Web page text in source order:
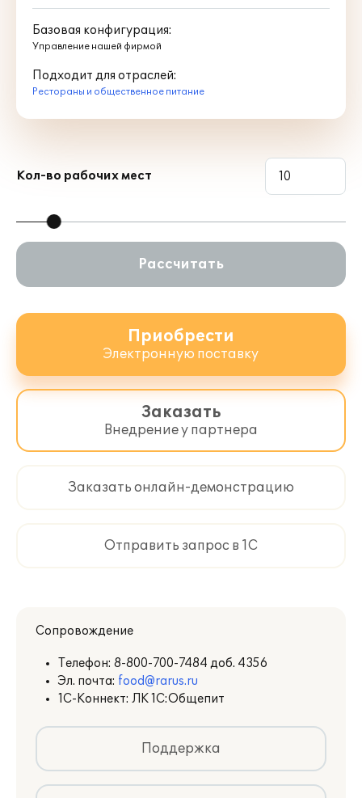
Базовая конфигурация:
Управление нашей фирмой
Подходит для отраслей:
Рестораны и общественное питание
Кол-во рабочих мест
Рассчитать
Приобрести
Электронную поставку
Заказать
Внедрение у партнера
Заказать онлайн-демонстрацию
Отправить запрос в 1С
Сопровождение
Телефон: 8-800-700-7484 доб. 4356
Эл. почта: food@rarus.ru
1С-Коннект: ЛК 1С:Общепит
Поддержка